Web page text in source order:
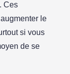
. Ces
le
si vous
de se